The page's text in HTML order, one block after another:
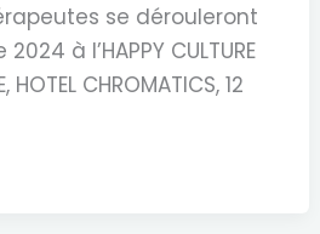
se dérouleront
à l’HAPPY CULTURE
HOTEL CHROMATICS, 12